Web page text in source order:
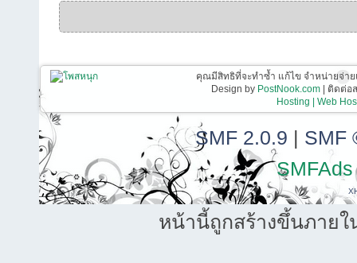
คุณมีสิทธิที่จะทำซ้ำ แก้ไข จำหน่ายจ่า
Design by PostNook.com| ติดต่อส
Hosting | Web
SMF 2.0.9 | SMF
SMFAds
หน้านี้ถูกสร้างขึ้นภายใ